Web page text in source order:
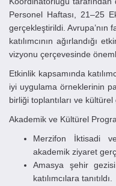
Personel Haftası, 21–25
gerçekleştirildi. Avrupa’nın
katılımcının ağırlandığı
vizyonu çerçevesinde
Etkinlik kapsamında
iyi uygulama örneklerinin
birliği toplantıları ve
Akademik ve Kültürel
Merzifon İktisadi
akademik ziyaret
Amasya şehir
katılımcılara tanıtıldı.